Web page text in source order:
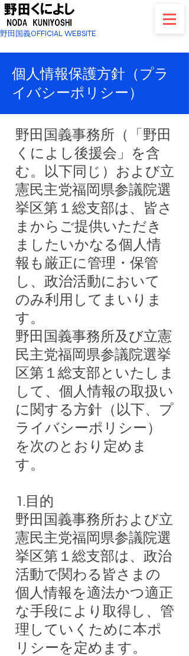
野田国義OFFICIAL WEBSITE
個人情報保護方針（プラ
イバシーポリシー）
野田国義事務所（「野田
くによし後援会」を含
む。以下同じ）および立
憲民主党福岡県参議院選
挙区第１総支部は、皆さ
まからご提供いただき
ましたいかなる個人情
報も厳正に管理・保管
し、政治活動において
のみ利用してまいりま
す。
野田国義事務所及び立憲
民主党福岡県参議院選挙
区第１総支部といたしま
して、個人情報の取扱い
に関する方針（以下、プ
ライバシーポリシー）
を次のとおり定めま
す。
1.目的
野田国義事務所および立
憲民主党福岡県参議院選
挙区第１総支部は、政治
活動で関わる皆さまの
個人情報を適法かつ適正
な手段により取得し、管
理していくために本ポ
リシーを定めます。